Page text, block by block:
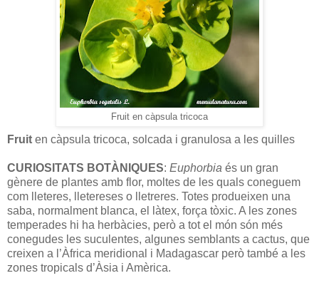
Fruit en càpsula tricoca
Fruit en càpsula tricoca, solcada i granulosa a les quilles
CURIOSITATS BOTÀNIQUES: Euphorbia és un gran
gènere de plantes amb flor, moltes de les quals coneguem
com lleteres, lletereses o lletreres. Totes produeixen una
saba, normalment blanca, el làtex, força tòxic. A les zones
temperades hi ha herbàcies, però a tot el món són més
conegudes les suculentes, algunes semblants a cactus, que
creixen a l’Àfrica meridional i Madagascar però també a les
zones tropicals d’Àsia i Amèrica.